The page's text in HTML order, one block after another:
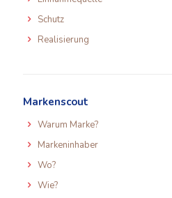
Schutz
Realisierung
Markenscout
Warum Marke?
Markeninhaber
Wo?
Wie?